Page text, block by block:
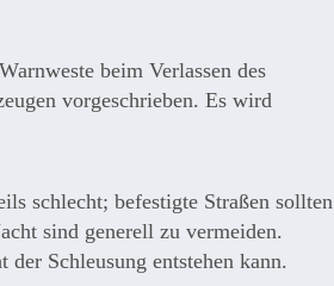
beim Verlassen des
vorgeschrieben. Es wird
schlecht; befestigte Straßen sollten
sind generell zu vermeiden.
Schleusung entstehen kann.